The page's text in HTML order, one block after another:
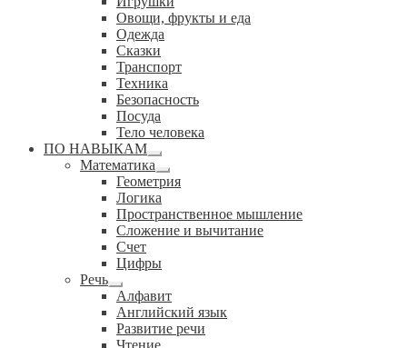
вложенное
меню
Овощи, фрукты и еда
Одежда
Сказки
Транспорт
Техника
Безопасность
Посуда
Тело человека
ПО НАВЫКАМ
Развернутое
вложенное
меню
Математика
Развернутое
вложенное
Геометрия
Логика
Пространственное мышление
Сложение и вычитание
Счет
Цифры
Речь
Развернутое
вложенное
меню
Алфавит
Английский язык
Развитие речи
Чтение